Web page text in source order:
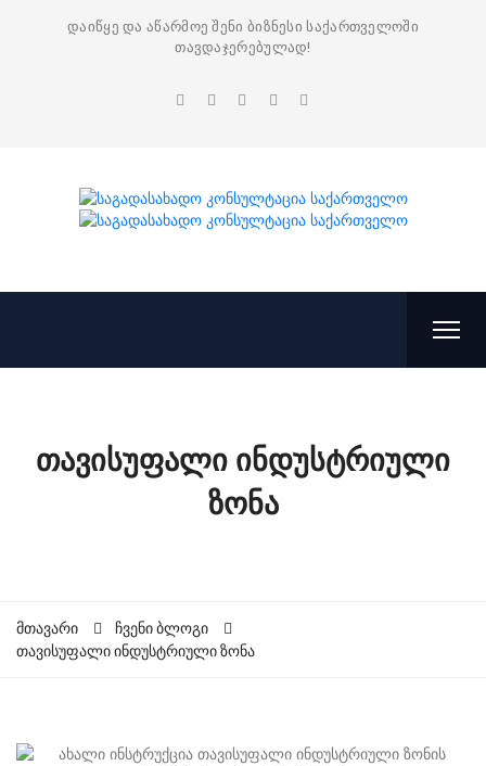
დაიწყე და აწარმოე შენი ბიზნესი საქართველოში
თავდაჯერებულად!
თავისუფალი ინდუსტრიული
ზონა
მთავარი
ჩვენი ბლოგი
თავისუფალი ინდუსტრიული ზონა